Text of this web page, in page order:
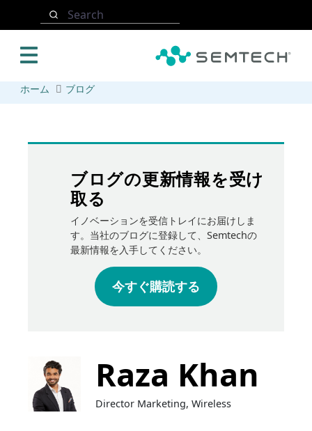
Search
ホーム ブログ
ブログの更新情報を受け
取る
イノベーションを受信トレイにお届けしま
す。当社のブログに登録して、Semtechの
最新情報を入手してください。
今すぐ購読する
Raza Khan
Director Marketing, Wireless